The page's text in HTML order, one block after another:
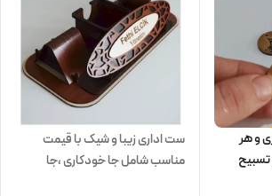
و هر
تسبیح
ست اداری زیبا و شیک با قیمت
مناسب شامل جا خودکاری ،جا